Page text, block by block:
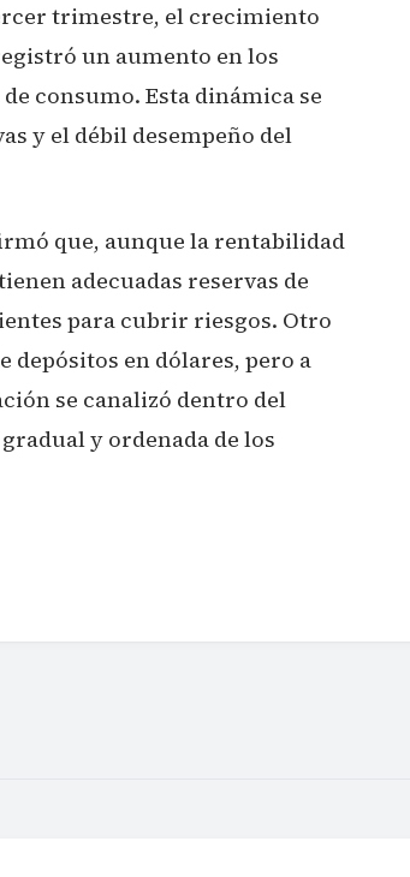
trimestre, el crecimiento
un aumento en los
consumo. Esta dinámica se
y el débil desempeño del
que, aunque la rentabilidad
adecuadas reservas de
para cubrir riesgos. Otro
depósitos en dólares, pero a
se canalizó dentro del
y ordenada de los